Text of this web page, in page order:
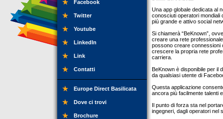
Facebook
Twitter
Youtube
LinkedIn
Link
Contatti
Europe Direct Basilicata
Dove ci trovi
Brochure
Una app globale dedicata al
conosciuti operatori mondiali
più grande e attivo social
Si chiamerà “BeKnown”,
creare una rete
possono creare connessioni
crescere la propria rete
carriera.
BeKnown è disponibile per il
da qualsiasi utente di
Questa applicazione
ancora più facilmente talenti
Il punto di forza sta nel
ingegneri, dagli operatori nel